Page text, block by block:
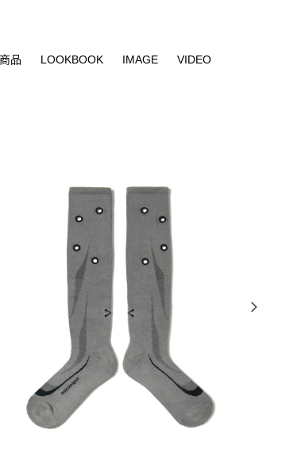
品 LOOKBOOK IMAGE VIDEO